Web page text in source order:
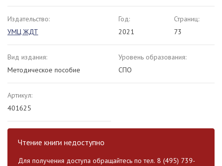
Издательство:
УМЦ ЖДТ
Год:
2021
Страниц:
73
Вид издания:
Методическое пособие
Уровень образования:
СПО
Артикул:
401625
Чтение книги недоступно
Для получения доступа обращайтесь по тел. 8 (495) 739-